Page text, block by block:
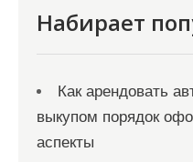
Набирает
Как арендовать
выкупом порядок
аспекты